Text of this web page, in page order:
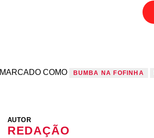
MARCADO COMO BUMBA NA FOFINHA
AUTOR
REDAÇÃO